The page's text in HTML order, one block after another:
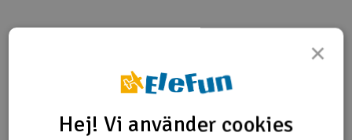
Radioutrustning
Raketer
Tipsa en vän Recensioner
×
Hej! Vi använder cookies